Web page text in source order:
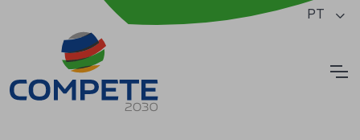
Saltar para o conteúdo principal da página PT